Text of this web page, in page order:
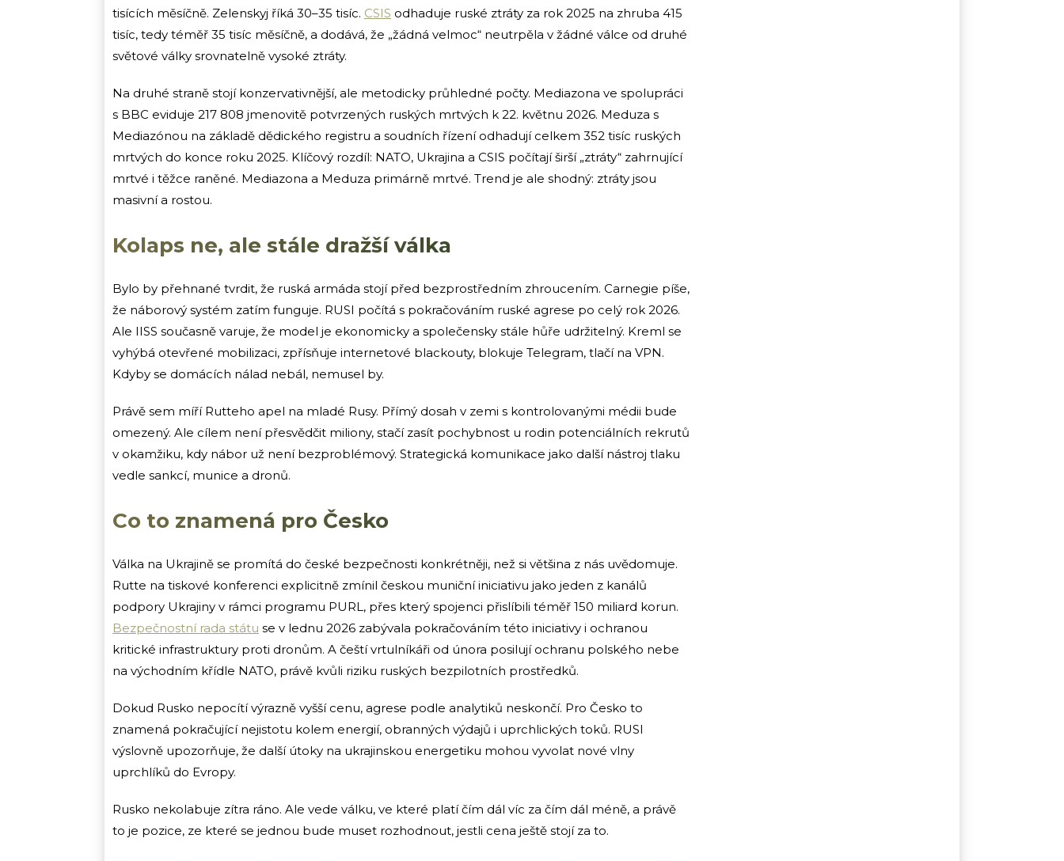
tisících měsíčně. Zelenskyj říká 30–35 tisíc. CSIS odhaduje ruské ztráty za rok 2025 na zhruba 415
tisíc, tedy téměř 35 tisíc měsíčně, a dodává, že „žádná velmoc“ neutrpěla v žádné válce od druhé
světové války srovnatelně vysoké ztráty.
Na druhé straně stojí konzervativnější, ale metodicky průhledné počty. Mediazona ve spolupráci
s BBC eviduje 217 808 jmenovitě potvrzených ruských mrtvých k 22. květnu 2026. Meduza s
Mediazónou na základě dědického registru a soudních řízení odhadují celkem 352 tisíc ruských
mrtvých do konce roku 2025. Klíčový rozdíl: NATO, Ukrajina a CSIS počítají širší „ztráty“ zahrnující
mrtvé i těžce raněné. Mediazona a Meduza primárně mrtvé. Trend je ale shodný: ztráty jsou
masivní a rostou.
Kolaps ne, ale stále dražší válka
Bylo by přehnané tvrdit, že ruská armáda stojí před bezprostředním zhroucením. Carnegie píše,
že náborový systém zatím funguje. RUSI počítá s pokračováním ruské agrese po celý rok 2026.
Ale IISS současně varuje, že model je ekonomicky a společensky stále hůře udržitelný. Kreml se
vyhýbá otevřené mobilizaci, zpřísňuje internetové blackouty, blokuje Telegram, tlačí na VPN.
Kdyby se domácích nálad nebál, nemusel by.
Právě sem míří Rutteho apel na mladé Rusy. Přímý dosah v zemi s kontrolovanými médii bude
omezený. Ale cílem není přesvědčit miliony, stačí zasít pochybnost u rodin potenciálních rekrutů
v okamžiku, kdy nábor už není bezproblémový. Strategická komunikace jako další nástroj tlaku
vedle sankcí, munice a dronů.
Co to znamená pro Česko
Válka na Ukrajině se promítá do české bezpečnosti konkrétněji, než si většina z nás uvědomuje.
Rutte na tiskové konferenci explicitně zmínil českou muniční iniciativu jako jeden z kanálů
podpory Ukrajiny v rámci programu PURL, přes který spojenci přislíbili téměř 150 miliard korun.
Bezpečnostní rada státu se v lednu 2026 zabývala pokračováním této iniciativy i ochranou
kritické infrastruktury proti dronům. A čeští vrtulníkáři od února posilují ochranu polského nebe
na východním křídle NATO, právě kvůli riziku ruských bezpilotních prostředků.
Dokud Rusko nepocítí výrazně vyšší cenu, agrese podle analytiků neskončí. Pro Česko to
znamená pokračující nejistotu kolem energií, obranných výdajů i uprchlických toků. RUSI
výslovně upozorňuje, že další útoky na ukrajinskou energetiku mohou vyvolat nové vlny
uprchlíků do Evropy.
Rusko nekolabuje zítra ráno. Ale vede válku, ve které platí čím dál víc za čím dál méně, a právě
to je pozice, ze které se jednou bude muset rozhodnout, jestli cena ještě stojí za to.